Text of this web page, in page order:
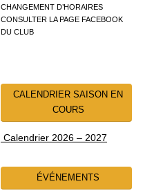
CHANGEMENT D’HORAIRES
CONSULTER LA PAGE FACEBOOK
DU CLUB
CALENDRIER SAISON EN
COURS
Calendrier 2026 – 2027
ÉVÉNEMENTS